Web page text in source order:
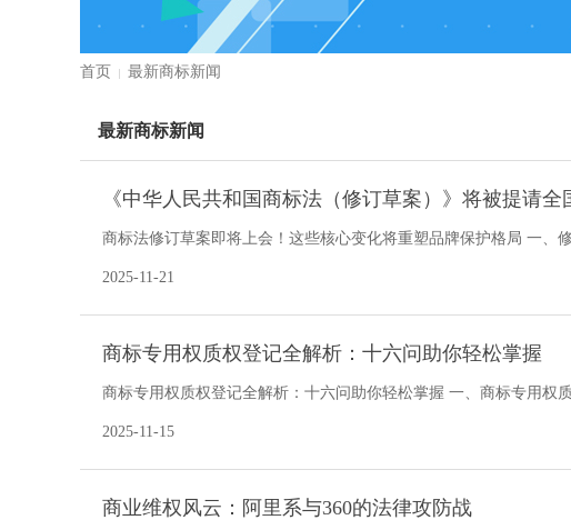
首页 | 最新商标新闻
最新商标新闻
《中华人民共和国商标法（修订草案）》将被提请全
商标法修订草案即将上会！这些核心变化将重塑品牌保护格局 一、
2025-11-21
商标专用权质权登记全解析：十六问助你轻松掌握
商标专用权质权登记全解析：十六问助你轻松掌握 一、商标专用权
2025-11-15
商业维权风云：阿里系与360的法律攻防战